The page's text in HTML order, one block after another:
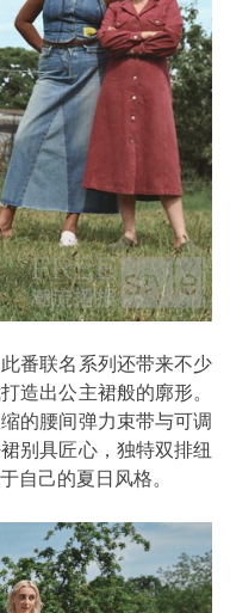
番联名系列还带来不少
造出公主裙般的廓形。
的腰间弹力束带与可调
别具匠心，独特双排纽
自己的夏日风格。